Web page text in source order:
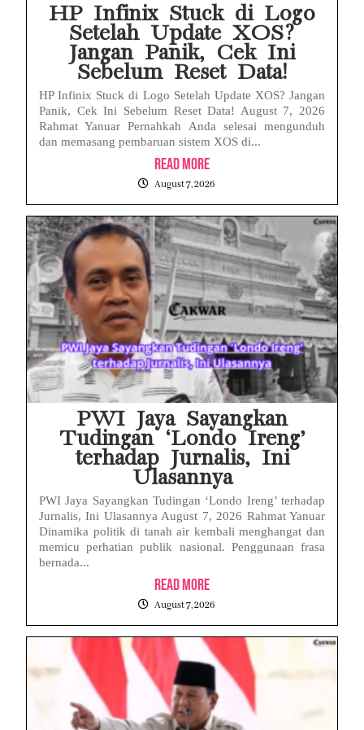
HP Infinix Stuck di Logo
Setelah Update XOS?
Jangan Panik, Cek Ini
Sebelum Reset Data!
HP Infinix Stuck di Logo Setelah Update XOS? Jangan
Panik, Cek Ini Sebelum Reset Data! August 7, 2026
Rahmat Yanuar Pernahkah Anda selesai mengunduh
dan memasang pembaruan sistem XOS di...
Read More
August 7, 2026
PWI Jaya Sayangkan
Tudingan ‘Londo Ireng’
terhadap Jurnalis, Ini
Ulasannya
PWI Jaya Sayangkan Tudingan ‘Londo Ireng’ terhadap
Jurnalis, Ini Ulasannya August 7, 2026 Rahmat Yanuar
Dinamika politik di tanah air kembali menghangat dan
memicu perhatian publik nasional. Penggunaan frasa
bernada...
Read More
August 7, 2026